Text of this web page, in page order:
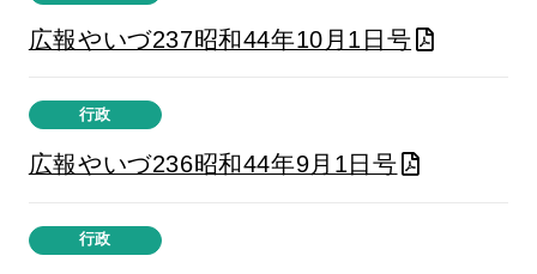
広報やいづ237昭和44年10月1日号
行政
広報やいづ236昭和44年9月1日号
行政